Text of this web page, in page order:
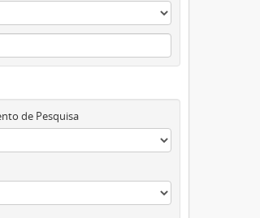
de Pesquisa